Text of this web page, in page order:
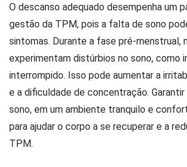
O descanso adequado desempenha um
gestão da TPM, pois a falta de sono
sintomas. Durante a fase pré-menstrual,
experimentam distúrbios no sono, como
interrompido. Isso pode aumentar a
e a dificuldade de concentração.
sono, em um ambiente tranquilo e
para ajudar o corpo a se recuperar e a
TPM.